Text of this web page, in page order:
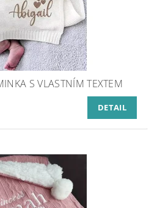
S VLASTNÍM TEXTEM
DETAIL